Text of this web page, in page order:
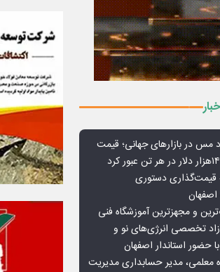
مس در بازارهای جهانی؛ قیمت
قیمت‌گذاری دستوری
اصفهان
و مجهزترین آموزشگاه فنی
تخصصی انرژی‌های نو و
حضور استاندار اصفهان
معلمی، مدیر حسابداری مدیریت